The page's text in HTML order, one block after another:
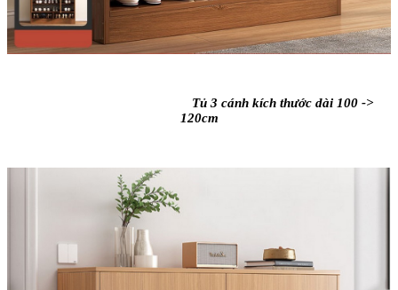
Tủ 3 cánh kích thước dài 100 ->
120cm